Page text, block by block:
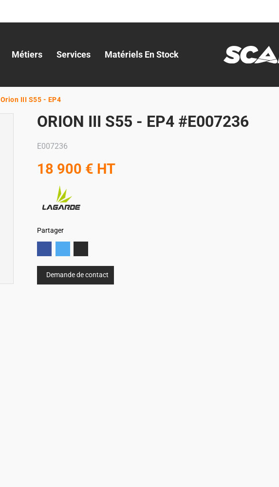
Métiers Services Matériels En Stock
Orion III S55 - EP4
ORION III S55 - EP4 #E007236
E007236
18 900 € HT
Partager
Demande de contact